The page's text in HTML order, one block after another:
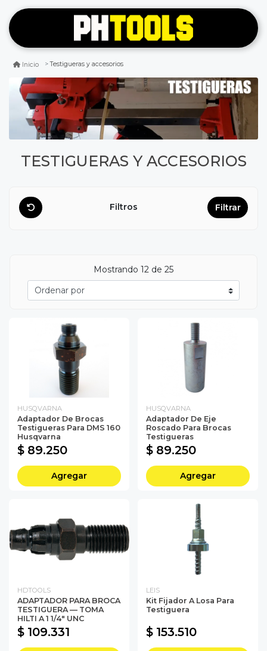
Inicio Testigueras y accesorios
TESTIGUERAS Y ACCESORIOS
Filtros Filtrar
Mostrando 12 de 25
HUSQVARNA
Adaptador De Brocas
Testigueras Para DMS 160
Husqvarna
$ 89.250
Agregar
HUSQVARNA
Adaptador De Eje
Roscado Para Brocas
Testigueras
$ 89.250
Agregar
HDTOOLS
ADAPTADOR PARA BROCA
TESTIGUERA — TOMA
HILTI A 1 1/4" UNC
$ 109.331
LEIS
Kit Fijador A Losa Para
Testiguera
$ 153.510